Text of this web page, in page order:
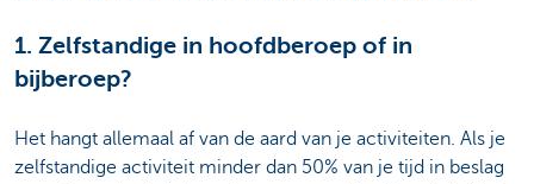
1. Zelfstandige in hoofdberoep of in
bijberoep?
Het hangt allemaal af van de aard van je activiteiten. Als je
zelfstandige activiteit minder dan 50% van je tijd in beslag